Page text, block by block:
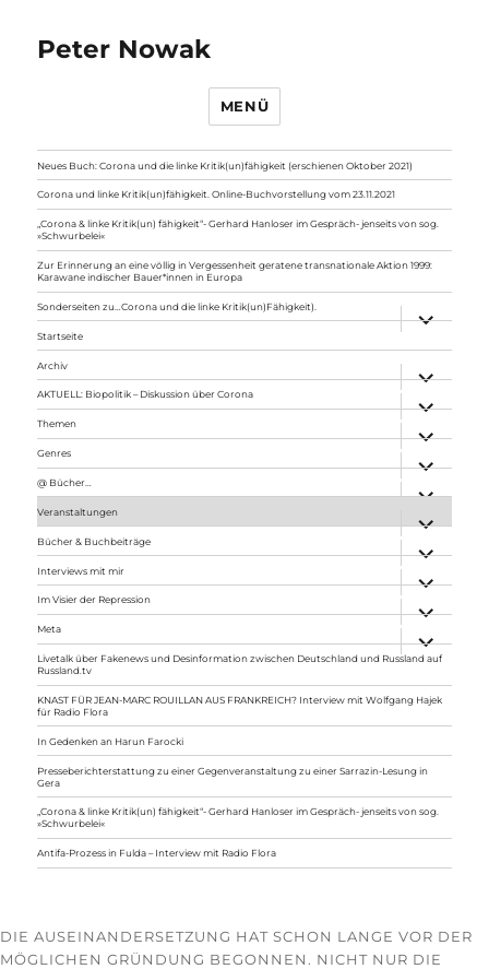
Peter Nowak
MENÜ
Neues Buch: Corona und die linke Kritik(un)fähigkeit (erschienen Oktober 2021)
Corona und linke Kritik(un)fähigkeit. Online-Buchvorstellung vom 23.11.2021
„Corona & linke Kritik(un) fähigkeit“- Gerhard Hanloser im Gespräch- jenseits von sog.
»Schwurbelei«
Zur Erinnerung an eine völlig in Vergessenheit geratene transnationale Aktion 1999:
Karawane indischer Bauer*innen in Europa
Sonderseiten zu…Corona und die linke Kritik(un)Fähigkeit).
anzeigen
Startseite
Archiv
anzeigen
AKTUELL: Biopolitik – Diskussion über Corona
anzeigen
Themen
anzeigen
Genres
anzeigen
@ Bücher…
Veranstaltungen
anzeigen
Bücher & Buchbeiträge
anzeigen
Interviews mit mir
anzeigen
Im Visier der Repression
anzeigen
Meta
anzeigen
Livetalk über Fakenews und Desinformation zwischen Deutschland und Russland auf
Russland.tv
KNAST FÜR JEAN-MARC ROUILLAN AUS FRANKREICH? Interview mit Wolfgang Hajek
für Radio Flora
In Gedenken an Harun Farocki
Presseberichterstattung zu einer Gegenveranstaltung zu einer Sarrazin-Lesung in
Gera
„Corona & linke Kritik(un) fähigkeit“- Gerhard Hanloser im Gespräch- jenseits von sog.
»Schwurbelei«
Antifa-Prozess in Fulda – Interview mit Radio Flora
DIE AUSEINANDERSETZUNG HAT SCHON LANGE VOR DER
MÖGLICHEN GRÜNDUNG BEGONNEN. NICHT NUR DIE